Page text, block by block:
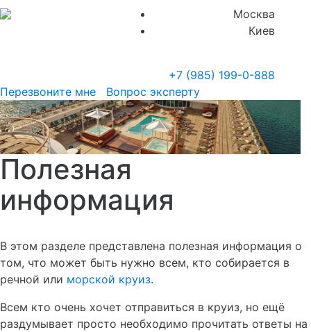
Москва
Киев
+7 (985) 199-0-888
Перезвоните мне
Вопрос эксперту
Полезная
информация
В этом разделе представлена полезная информация о
том, что может быть нужно всем, кто собирается в
речной или морской круиз.
Всем кто очень хочет отправиться в круиз, но ещё
раздумывает просто необходимо прочитать ответы на